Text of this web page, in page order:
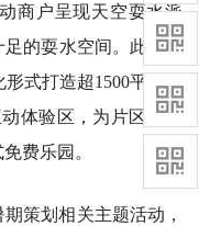
商户呈现天空耍水派
的耍水空间。此次小
式打造超1500平米的
体验区，为片区家庭
费乐园。
策划相关主题活动，